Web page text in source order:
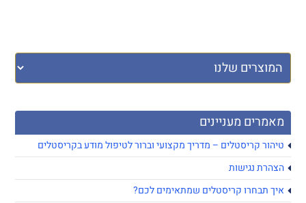
מאמרים מעניינים
טיהור קריסטלים – מדריך מקצועי וברור לטיפול מודע בקריסטלים
הצהרת נגישות
איך תבחרו קריסטלים שמתאימים לכם?